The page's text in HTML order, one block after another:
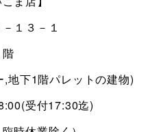
１３－１
地下1階パレットの建物)
受付17:30迄)